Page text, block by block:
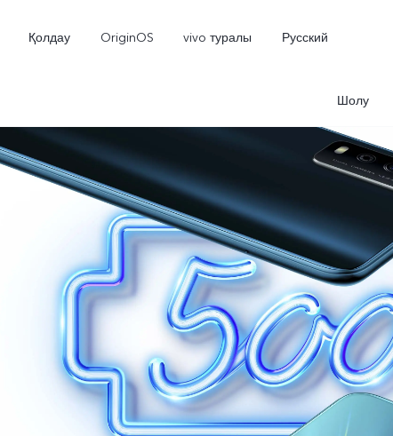
Қолдау OriginOS vivo туралы Русский
Шолу